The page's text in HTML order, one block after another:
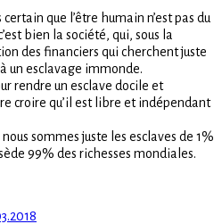
que l’être humain n’est pas du
bien la société, qui, sous la
des financiers qui cherchent juste
un esclavage immonde.
rendre un esclave docile et
croire qu’il est libre et indépendant
sommes juste les esclaves de 1%
99% des richesses mondiales.